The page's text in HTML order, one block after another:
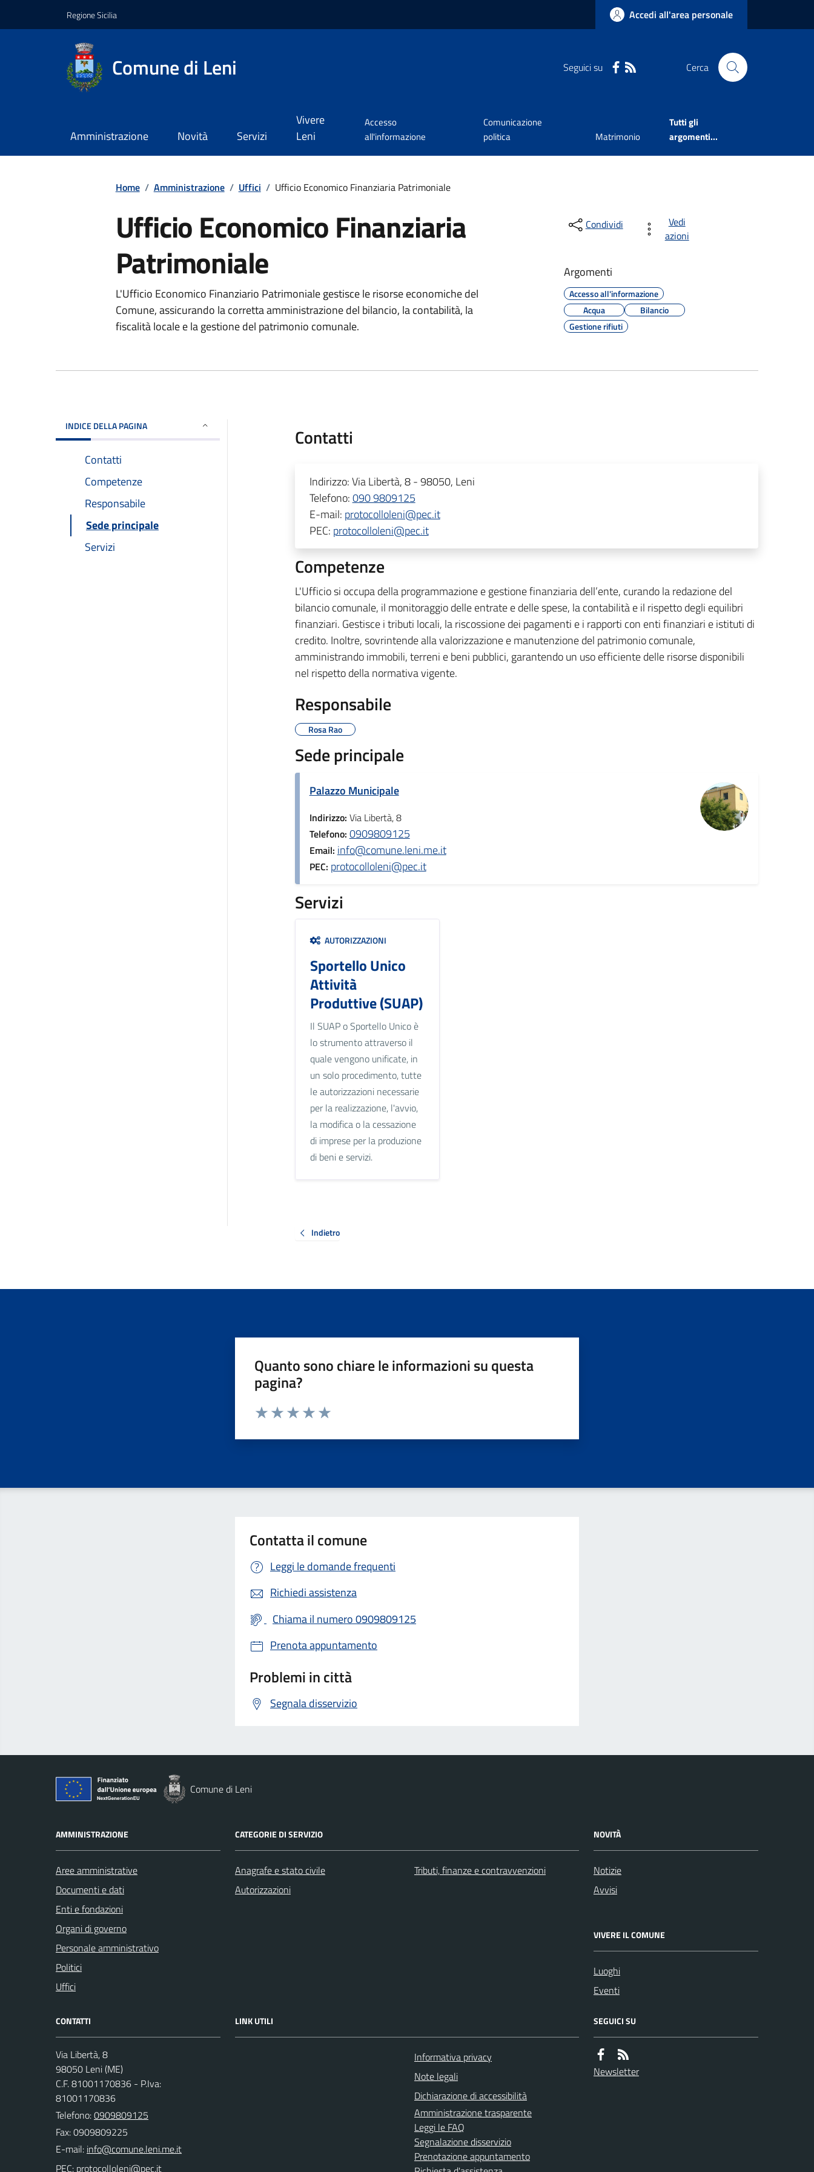
Regione Sicilia Accedi all'area personale
Comune di Leni Seguici su Cerca
Amministrazione Novità Servizi
Vivere
Leni
Accesso
all'informazione
Comunicazione
politica
Matrimonio
Tutti gli
argomenti...
Home / Amministrazione / Uffici / Ufficio Economico Finanziaria Patrimoniale
Ufficio Economico Finanziaria
Patrimoniale
L'Ufficio Economico Finanziario Patrimoniale gestisce le risorse economiche del
Comune, assicurando la corretta amministrazione del bilancio, la contabilità, la
fiscalità locale e la gestione del patrimonio comunale.
Condividi
Vedi
azioni
Argomenti
Accesso all'informazione
Acqua
Bilancio
Gestione rifiuti
INDICE DELLA PAGINA
Contatti
Competenze
Responsabile
Sede principale
Servizi
Contatti
Indirizzo:Via Libertà, 8 - 98050, Leni
Telefono:090 9809125
E-mail: protocolloleni@pec.it
PEC: protocolloleni@pec.it
Competenze
L'Ufficio si occupa della programmazione e gestione finanziaria dell’ente, curando la redazione del
bilancio comunale, il monitoraggio delle entrate e delle spese, la contabilità e il rispetto degli equilibri
finanziari. Gestisce i tributi locali, la riscossione dei pagamenti e i rapporti con enti finanziari e istituti di
credito. Inoltre, sovrintende alla valorizzazione e manutenzione del patrimonio comunale,
amministrando immobili, terreni e beni pubblici, garantendo un uso efficiente delle risorse disponibili
nel rispetto della normativa vigente.
Responsabile
Rosa Rao
Sede principale
Palazzo Municipale
Indirizzo: Via Libertà, 8
Telefono: 0909809125
Email: info@comune.leni.me.it
PEC: protocolloleni@pec.it
Servizi
AUTORIZZAZIONI
Sportello Unico
Attività
Produttive (SUAP)
Il SUAP o Sportello Unico è
lo strumento attraverso il
quale vengono unificate, in
un solo procedimento, tutte
le autorizzazioni necessarie
per la realizzazione, l'avvio,
la modifica o la cessazione
di imprese per la produzione
di beni e servizi.
Indietro
Quanto sono chiare le informazioni su questa
pagina?
Valuta da 1 a 5 stelle la pagina
Contatta il comune
Leggi le domande frequenti
Richiedi assistenza
Chiama il numero 0909809125
Prenota appuntamento
Problemi in città
Segnala disservizio
Comune di Leni
AMMINISTRAZIONE
Aree amministrative
Documenti e dati
Enti e fondazioni
Organi di governo
Personale amministrativo
Politici
Uffici
CATEGORIE DI SERVIZIO
Anagrafe e stato civile
Autorizzazioni
Tributi, finanze e contravvenzioni
NOVITÀ
Notizie
Avvisi
VIVERE IL COMUNE
Luoghi
Eventi
CONTATTI
Via Libertà, 8
98050 Leni (ME)
C.F. 81001170836 - P.Iva:
81001170836
Telefono:0909809125
Fax: 0909809225
E-mail:
PEC:
LINK UTILI
Informativa privacy
Note legali
Dichiarazione di accessibilità
Amministrazione trasparente
Leggi le FAQ
Segnalazione disservizio
Prenotazione appuntamento
SEGUICI SU
Newsletter